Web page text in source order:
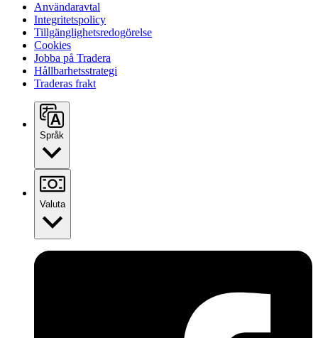
Användaravtal
Integritetspolicy
Tillgänglighetsredogörelse
Cookies
Jobba på Tradera
Hållbarhetsstrategi
Traderas frakt
Språk
Valuta